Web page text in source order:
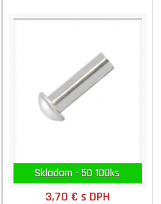
Skladom - 50 100ks
3,70 € s DPH